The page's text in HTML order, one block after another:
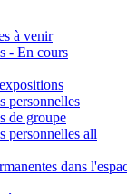
à venir
- En cours
personnelles
de groupe
personnelles all
dans